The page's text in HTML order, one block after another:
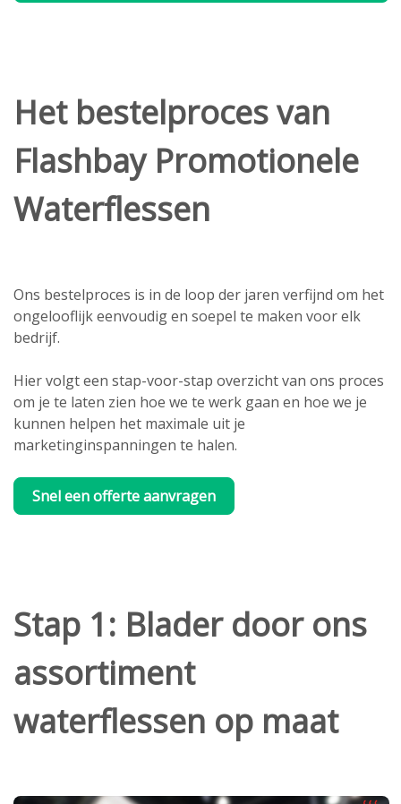
Het bestelproces van
Flashbay Promotionele
Waterflessen
Ons bestelproces is in de loop der jaren verfijnd om het
ongelooflijk eenvoudig en soepel te maken voor elk
bedrijf.
Hier volgt een stap-voor-stap overzicht van ons proces
om je te laten zien hoe we te werk gaan en hoe we je
kunnen helpen het maximale uit je
marketinginspanningen te halen.
Snel een offerte aanvragen
Stap 1: Blader door ons
assortiment
waterflessen op maat